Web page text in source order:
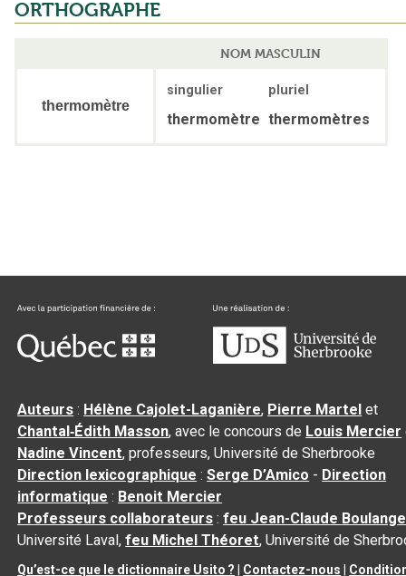
ORTHOGRAPHE
NOM MASCULIN
thermomètre
singulier pluriel
thermomètre thermomètres
Auteurs : Hélène Cajolet-Laganière, Pierre Martel et
Chantal‑Édith Masson, avec le concours de Louis Mercier
Nadine Vincent, professeurs, Université de Sherbrooke
Direction lexicographique :Serge D’Amico - Direction
informatique : Benoit Mercier
Professeurs collaborateurs :feu Jean-Claude
Université Laval,feu Michel Théoret, Université de
Qu’est-ce que le dictionnaire Usito ? Contactez-nous